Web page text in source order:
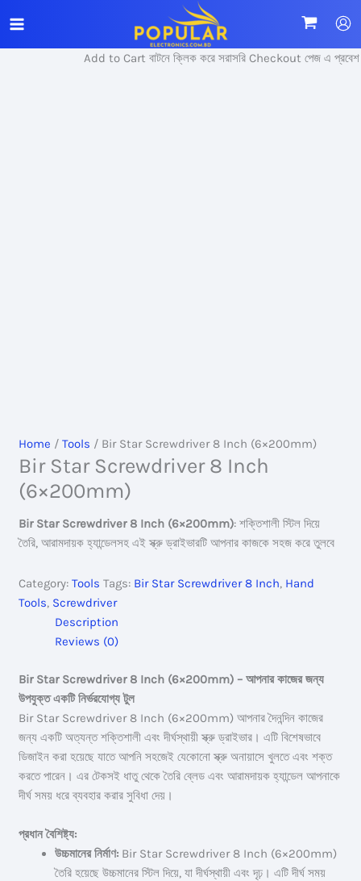
to
content
Add to Cart বাটনে ক্লিক করে সরাসরি Checkout পেজ এ প্রবেশ
Home /Tools / Bir Star Screwdriver 8 Inch (6×200mm)
Bir Star Screwdriver 8 Inch
(6×200mm)
Bir Star Screwdriver 8 Inch (6×200mm): শক্তিশালী স্টিল দিয়ে
তৈরি, আরামদায়ক হ্যান্ডেলসহ এই স্ক্রু ড্রাইভারটি আপনার কাজকে সহজ করে তুলবে
Category:Tools Tags: Bir Star Screwdriver 8 Inch, Hand
Tools, Screwdriver
Description
Reviews (0)
Bir Star Screwdriver 8 Inch (6×200mm) – আপনার কাজের জন্য
উপযুক্ত একটি নির্ভরযোগ্য টুল
Bir Star Screwdriver 8 Inch (6×200mm) আপনার দৈনন্দিন কাজের
জন্য একটি অত্যন্ত শক্তিশালী এবং দীর্ঘস্থায়ী স্ক্রু ড্রাইভার। এটি বিশেষভাবে
ডিজাইন করা হয়েছে যাতে আপনি সহজেই যেকোনো স্ক্রু অনায়াসে খুলতে এবং শক্ত
করতে পারেন। এর টেকসই ধাতু থেকে তৈরি ব্লেড এবং আরামদায়ক হ্যান্ডেল আপনাকে
দীর্ঘ সময় ধরে ব্যবহার করার সুবিধা দেয়।
প্রধান বৈশিষ্ট্য:
উচ্চমানের নির্মাণ: Bir Star Screwdriver 8 Inch (6×200mm)
তৈরি হয়েছে উচ্চমানের স্টিল দিয়ে, যা দীর্ঘস্থায়ী এবং দৃঢ়। এটি দীর্ঘ সময়